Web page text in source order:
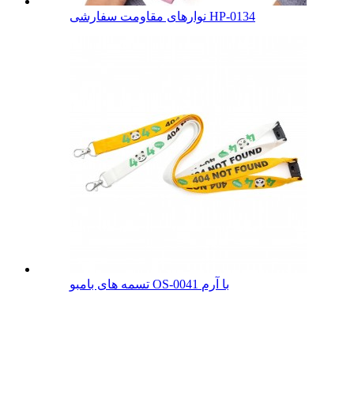
نوارهای مقاومت سفارشی HP-0134
تسمه های بامبو OS-0041 با آرم